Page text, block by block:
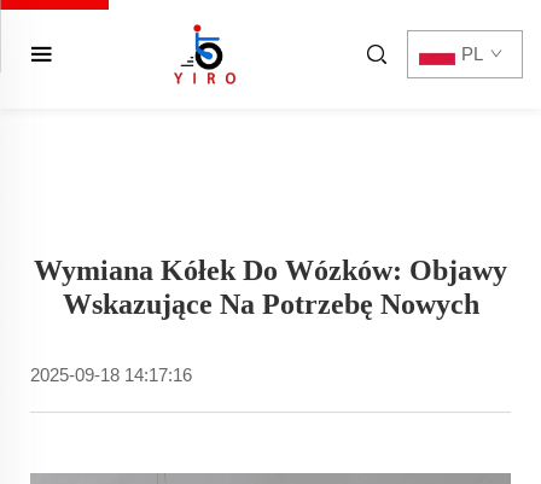
PL
Wymiana Kółek Do Wózków: Objawy
Wskazujące Na Potrzebę Nowych
2025-09-18 14:17:16